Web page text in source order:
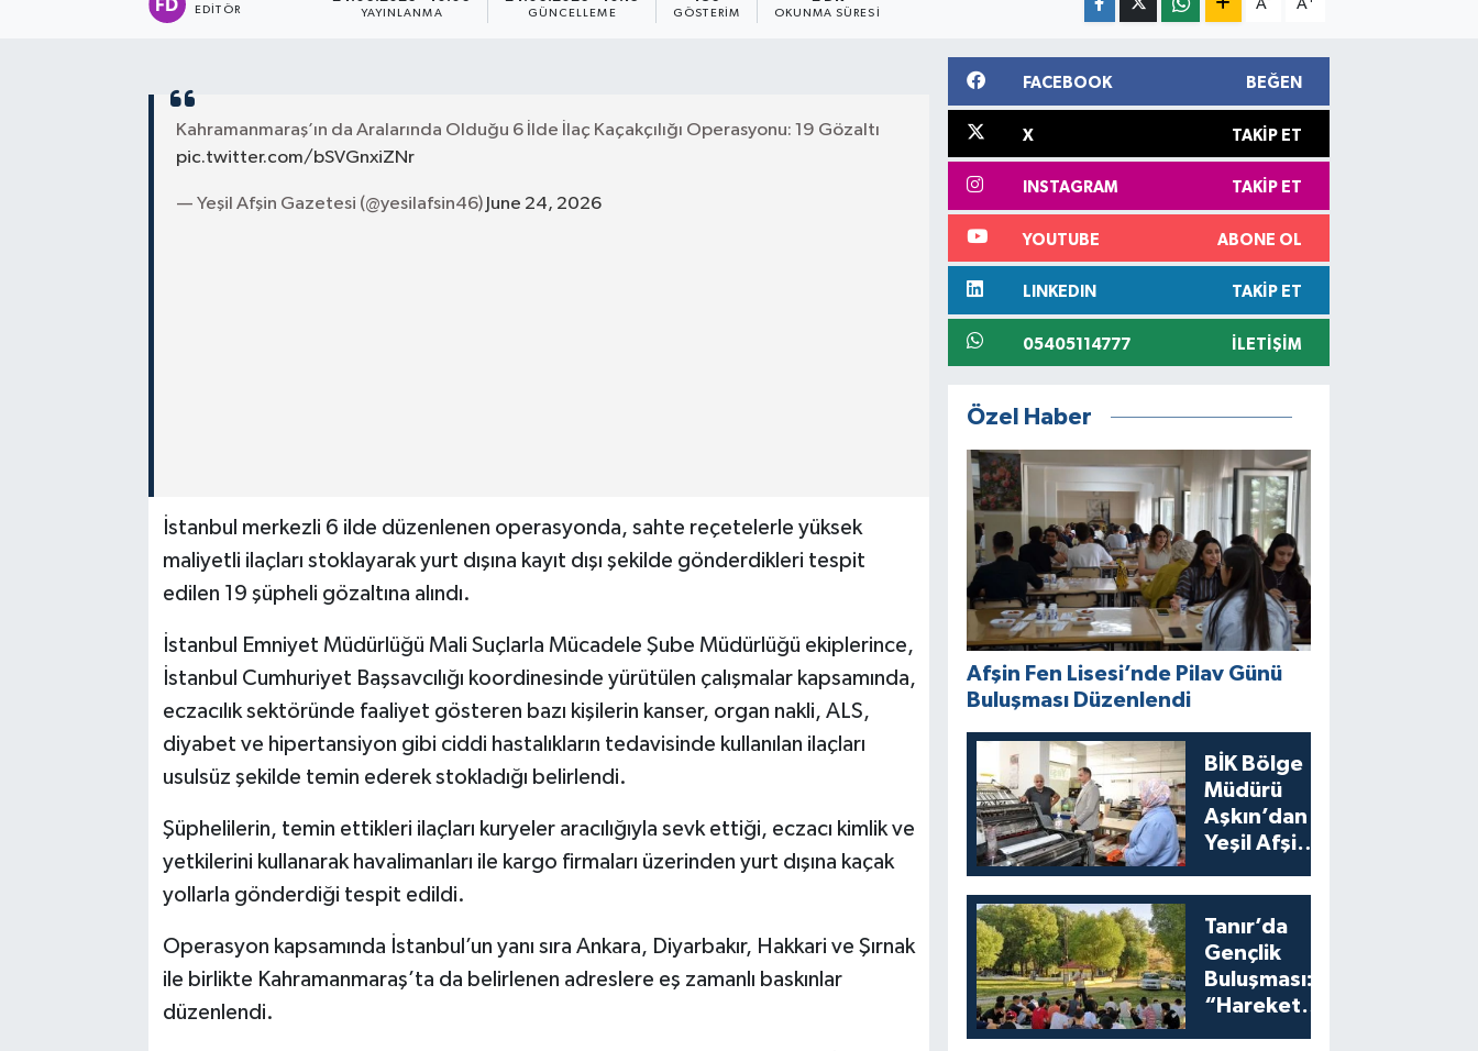
EDITÖR YAYINLANMA GÜNCELLEME GÖSTERIM OKUNMA SÜRESI
A A
Kahramanmaraş’ın da Aralarında Olduğu 6 İlde İlaç Kaçakçılığı Operasyonu: 19 Gözaltı
pic.twitter.com/bSVGnxiZNr
— Yeşil Afşin Gazetesi (@yesilafsin46) June 24, 2026
İstanbul merkezli 6 ilde düzenlenen operasyonda, sahte reçetelerle yüksek
maliyetli ilaçları stoklayarak yurt dışına kayıt dışı şekilde gönderdikleri tespit
edilen 19 şüpheli gözaltına alındı.
İstanbul Emniyet Müdürlüğü Mali Suçlarla Mücadele Şube Müdürlüğü ekiplerince,
İstanbul Cumhuriyet Başsavcılığı koordinesinde yürütülen çalışmalar kapsamında,
eczacılık sektöründe faaliyet gösteren bazı kişilerin kanser, organ nakli, ALS,
diyabet ve hipertansiyon gibi ciddi hastalıkların tedavisinde kullanılan ilaçları
usulsüz şekilde temin ederek stokladığı belirlendi.
Şüphelilerin, temin ettikleri ilaçları kuryeler aracılığıyla sevk ettiği, eczacı kimlik ve
yetkilerini kullanarak havalimanları ile kargo firmaları üzerinden yurt dışına kaçak
yollarla gönderdiği tespit edildi.
Operasyon kapsamında İstanbul’un yanı sıra Ankara, Diyarbakır, Hakkari ve Şırnak
ile birlikte Kahramanmaraş’ta da belirlenen adreslere eş zamanlı baskınlar
düzenlendi.
FACEBOOK BEĞEN
X TAKIP ET
INSTAGRAM TAKIP ET
YOUTUBE ABONE OL
LINKEDIN TAKIP ET
05405114777 İLETIŞIM
Özel Haber
Afşin Fen Lisesi’nde Pilav Günü
Buluşması Düzenlendi
BİK Bölge
Müdürü
Aşkın’dan
Yeşil Afşin
Ziyaret
Tanır’da
Gençlik
Buluşması:
“Harekete